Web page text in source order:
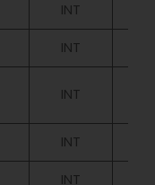
INT
INT
INT
INT
INT